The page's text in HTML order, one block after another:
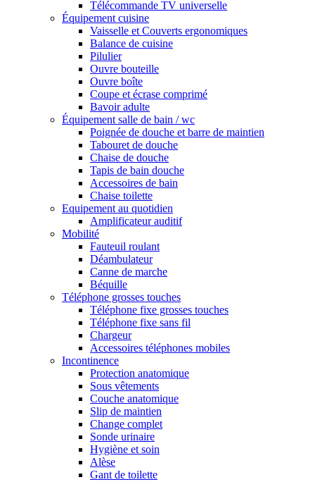
Télécommande TV universelle
Équipement cuisine
Vaisselle et Couverts ergonomiques
Balance de cuisine
Pilulier
Ouvre bouteille
Ouvre boîte
Coupe et écrase comprimé
Bavoir adulte
Équipement salle de bain / wc
Poignée de douche et barre de maintien
Tabouret de douche
Chaise de douche
Tapis de bain douche
Accessoires de bain
Chaise toilette
Equipement au quotidien
Amplificateur auditif
Mobilité
Fauteuil roulant
Déambulateur
Canne de marche
Béquille
Téléphone grosses touches
Téléphone fixe grosses touches
Téléphone fixe sans fil
Chargeur
Accessoires téléphones mobiles
Incontinence
Protection anatomique
Sous vêtements
Couche anatomique
Slip de maintien
Change complet
Sonde urinaire
Hygiène et soin
Alèse
Gant de toilette